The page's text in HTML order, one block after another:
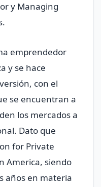
y Managing
emprendedor
y se hace
con el
se encuentran a
los mercados a
Dato que
for Private
America, siendo
años en materia